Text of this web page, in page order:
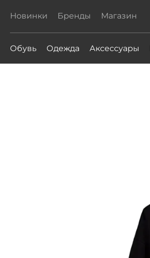
Новинки Бренды Магазин
Обувь Одежда Аксессуары